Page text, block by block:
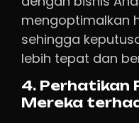
mengoptimalkan
sehingga
lebih tepat dan
4. Perhatikan
Mereka